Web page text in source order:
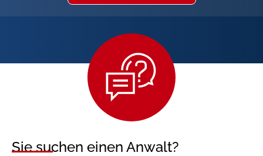
Sie suchen einen Anwalt?